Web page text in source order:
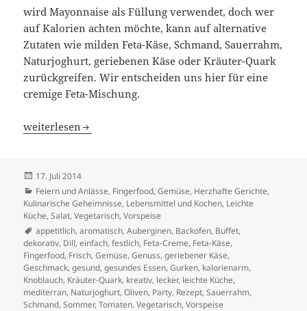
wird Mayonnaise als Füllung verwendet, doch wer
auf Kalorien achten möchte, kann auf alternative
Zutaten wie milden Feta-Käse, Schmand, Sauerrahm,
Naturjoghurt, geriebenen Käse oder Kräuter-Quark
zurückgreifen. Wir entscheiden uns hier für eine
cremige Feta-Mischung.
Vorspeise „Pfau-Schwanz“
weiterlesen
Veröffentlicht
am
17. Juli 2014
Kategorien
Feiern und Anlässe, Fingerfood,Gemüse, Herzhafte Gerichte,
Kulinarische Geheimnisse, Lebensmittel und Kochen, Leichte
Küche,Salat,Vegetarisch,Vorspeise
Schlagwörter
appetitlich,aromatisch,Auberginen, Backofen, Buffet,
dekorativ, Dill,einfach,festlich, Feta-Creme, Feta-Käse,
Fingerfood, Frisch,Gemüse,Genuss,geriebener Käse,
Geschmack,gesund,gesundes Essen,Gurken, kalorienarm,
Knoblauch, Kräuter-Quark, kreativ, lecker, leichte Küche,
mediterran, Naturjoghurt,Oliven, Party, Rezept,Sauerrahm,
Schmand,Sommer,Tomaten,Vegetarisch,Vorspeise